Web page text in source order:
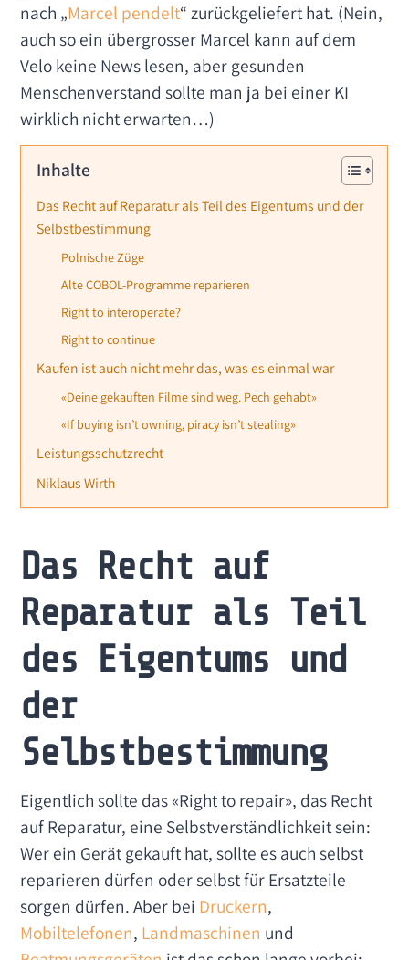
nach „Marcel pendelt“ zurückgeliefert hat. (Nein,
auch so ein übergrosser Marcel kann auf dem
Velo keine News lesen, aber gesunden
Menschenverstand sollte man ja bei einer KI
wirklich nicht erwarten…)
Inhalte
Das Recht auf Reparatur als Teil des Eigentums und der
Selbstbestimmung
Polnische Züge
Alte COBOL-Programme reparieren
Right to interoperate?
Right to continue
Kaufen ist auch nicht mehr das, was es einmal war
«Deine gekauften Filme sind weg. Pech gehabt»
«If buying isn’t owning, piracy isn’t stealing»
Leistungsschutzrecht
Niklaus Wirth
Das Recht auf
Reparatur als Teil
des Eigentums und
der
Selbstbestimmung
Eigentlich sollte das «Right to repair», das Recht
auf Reparatur, eine Selbstverständlichkeit sein:
Wer ein Gerät gekauft hat, sollte es auch selbst
reparieren dürfen oder selbst für Ersatzteile
sorgen dürfen. Aber bei Druckern,
Mobiltelefonen, Landmaschinen und